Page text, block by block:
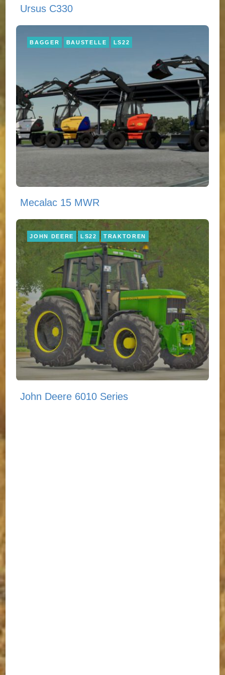
Ursus C330
BAGGER BAUSTELLE LS22
Mecalac 15 MWR
JOHN DEERE LS22 TRAKTOREN
John Deere 6010 Series